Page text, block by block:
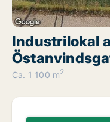
Industrilokal
Ca. 1 100 m2